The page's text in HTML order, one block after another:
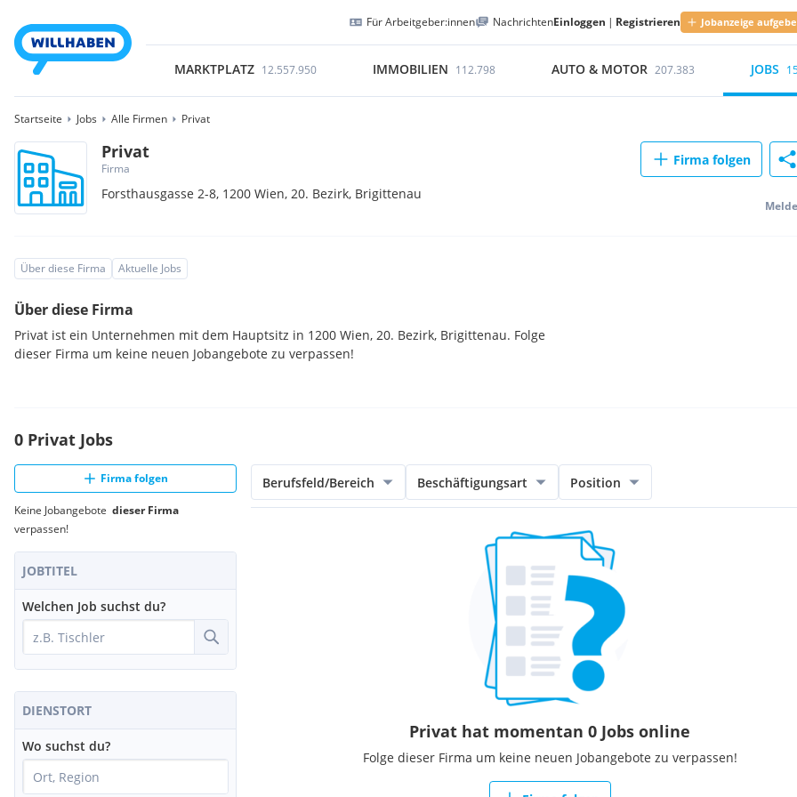
Für Arbeitgeber:innen NachrichtenEinloggen | Registrieren Jobanzeige
MARKTPLATZ 12.557.950 IMMOBILIEN 112.798 AUTO & MOTOR 207.383 JOBS
Startseite Jobs Alle Firmen Privat
Privat
Firma
Forsthausgasse 2-8, 1200Wien, 20. Bezirk, Brigittenau
Firma folgen
Über diese Firma Aktuelle Jobs
Über diese Firma
Privat ist ein Unternehmen mit dem Hauptsitz in 1200 Wien, 20. Bezirk, Brigittenau. Folge
dieser Firma um keine neuen Jobangebote zu verpassen!
0 Privat Jobs
Firma folgen
Keine Jobangebote dieser Firma
verpassen!
JOBTITEL
Welchen Job suchst du?
DIENSTORT
Wo suchst du?
Berufsfeld/Bereich Beschäftigungsart Position
Privat hat momentan 0 Jobs online
Folge dieser Firma um keine neuen Jobangebote zu verpassen!